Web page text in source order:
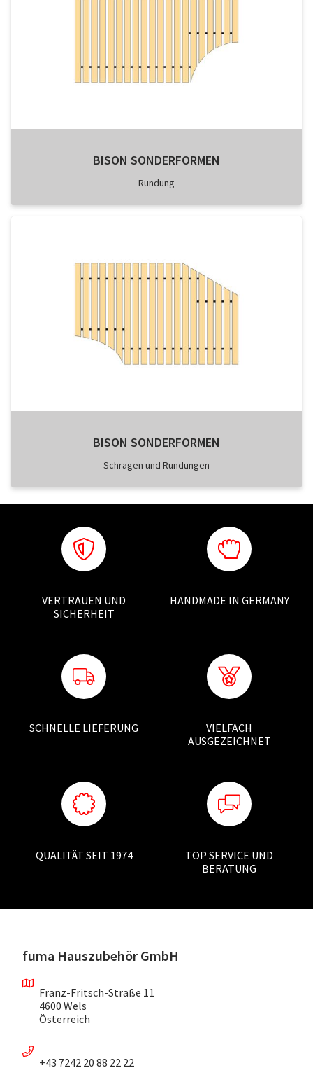
BISON SONDERFORMEN
Rundung
BISON SONDERFORMEN
Schrägen und Rundungen
VERTRAUEN UND
SICHERHEIT
HANDMADE IN GERMANY
SCHNELLE LIEFERUNG
VIELFACH
AUSGEZEICHNET
QUALITÄT SEIT 1974
TOP SERVICE UND
BERATUNG
fuma Hauszubehör GmbH
Franz-Fritsch-Straße 11
4600 Wels
Österreich
+43 7242 20 88 22 22